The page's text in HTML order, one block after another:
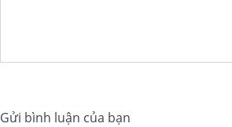
Gửi bình luận của bạn